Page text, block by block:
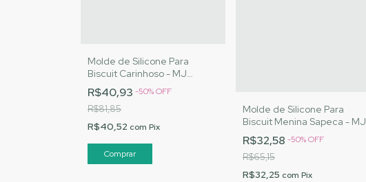
Molde de Silicone Para
Biscuit Carinhoso - MJ
Artesanatos |Cód. 3038
R$40,93 -50%OFF
R$81,85
R$40,52 com Pix
Molde de Silicone Para
Biscuit Menina Sapeca - MJ
Artesanatos |Cód. 3049
R$32,58 -50%OFF
R$65,15
R$32,25 com Pix